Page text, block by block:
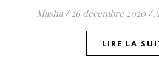
Masha / 26 décembre 2020 /
LIRE LA